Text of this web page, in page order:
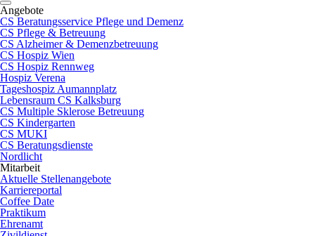
Angebote
CS Beratungsservice Pflege und Demenz
CS Pflege & Betreuung
CS Alzheimer & Demenzbetreuung
CS Hospiz Wien
CS Hospiz Rennweg
Hospiz Verena
Tageshospiz Aumannplatz
Lebensraum CS Kalksburg
CS Multiple Sklerose Betreuung
CS Kindergarten
CS MUKI
CS Beratungsdienste
Nordlicht
Mitarbeit
Aktuelle Stellenangebote
Karriereportal
Coffee Date
Praktikum
Ehrenamt